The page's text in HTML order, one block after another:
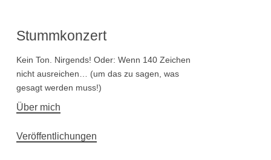
Stummkonzert
Kein Ton. Nirgends! Oder: Wenn 140 Zeichen
nicht ausreichen… (um das zu sagen, was
gesagt werden muss!)
Hauptnavigation
Über mich
Veröffentlichungen